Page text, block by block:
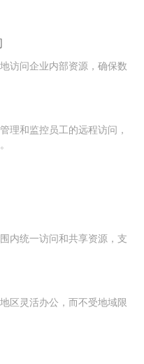
访问企业内部资源，确保数
理和监控员工的远程访问，
内统一访问和共享资源，支
区灵活办公，而不受地域限